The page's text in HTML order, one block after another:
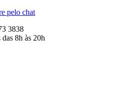
pelo chat
3838
8h às 20h